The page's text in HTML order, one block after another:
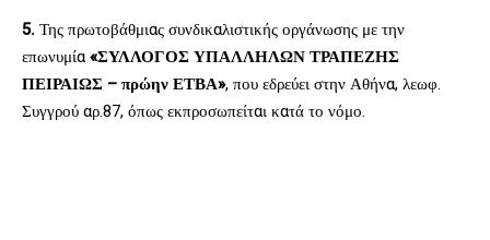
5. Της πρωτοβάθμιας συνδικαλιστικής οργάνωσης με την
επωνυμία«ΣΥΛΛΟΓΟΣ ΥΠΑΛΛΗΛΩΝ ΤΡΑΠΕΖΗΣ
ΠΕΙΡΑΙΩΣ – πρώην ΕΤΒΑ», που εδρεύει στην Αθήνα, λεωφ.
Συγγρού αρ.87, όπως εκπροσωπείται κατά το νόμο.